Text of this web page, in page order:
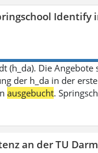
(h_da). Die
der h_da in der
ausgebucht.
an der TU